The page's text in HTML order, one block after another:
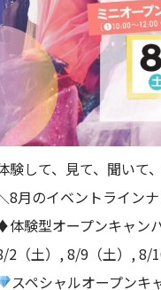
験して、見て、聞いて
8月のイベントライン
体験型オープンキャン
2（土）, 8/9（土）, 8/
スペシャルオープンキ